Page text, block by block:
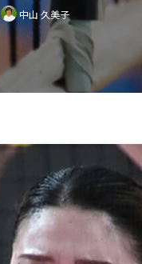
中山 久美子